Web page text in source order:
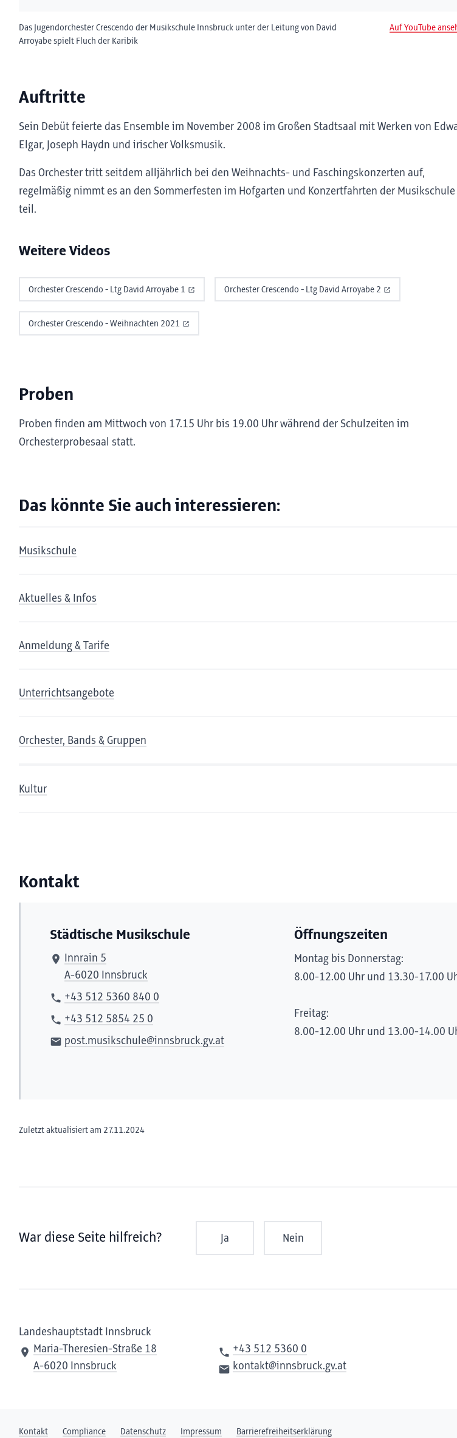
Das Jugendorchester Crescendo der Musikschule Innsbruck unter der Leitung von David
Arroyabe spielt Fluch der Karibik
Auf YouTube
Auftritte
Sein Debüt feierte das Ensemble im November 2008 im Großen Stadtsaal mit Werken von
Elgar, Joseph Haydn und irischer Volksmusik.
Das Orchester tritt seitdem alljährlich bei den Weihnachts- und Faschingskonzerten auf,
regelmäßig nimmt es an den Sommerfesten im Hofgarten und Konzertfahrten der Musikschule
teil.
Weitere Videos
Orchester Crescendo - Ltg David Arroyabe 1 Orchester Crescendo - Ltg David Arroyabe 2
Orchester Crescendo - Weihnachten 2021
Proben
Proben finden am Mittwoch von 17.15 Uhr bis 19.00 Uhr während der Schulzeiten im
Orchesterprobesaal statt.
Das könnte Sie auch interessieren:
Musikschule
Aktuelles & Infos
Anmeldung & Tarife
Unterrichtsangebote
Orchester, Bands & Gruppen
Kultur
Kontakt
Städtische Musikschule
Innrain 5
A-6020 Innsbruck
+43 512 5360 840 0
+43 512 5854 25 0
post.musikschule@innsbruck.gv.at
Öffnungszeiten
Montag bis Donnerstag:
8.00-12.00 Uhr und 13.30-17.00
Freitag:
8.00-12.00 Uhr und 13.00-14.00
Zuletzt aktualisiert am 27.11.2024
War diese Seite hilfreich? Ja Nein
Landeshauptstadt Innsbruck
Maria-Theresien-Straße 18
A-6020 Innsbruck
+43 512 5360 0
kontakt@innsbruck.gv.at
Kontakt Compliance Datenschutz Impressum Barrierefreiheitserklärung